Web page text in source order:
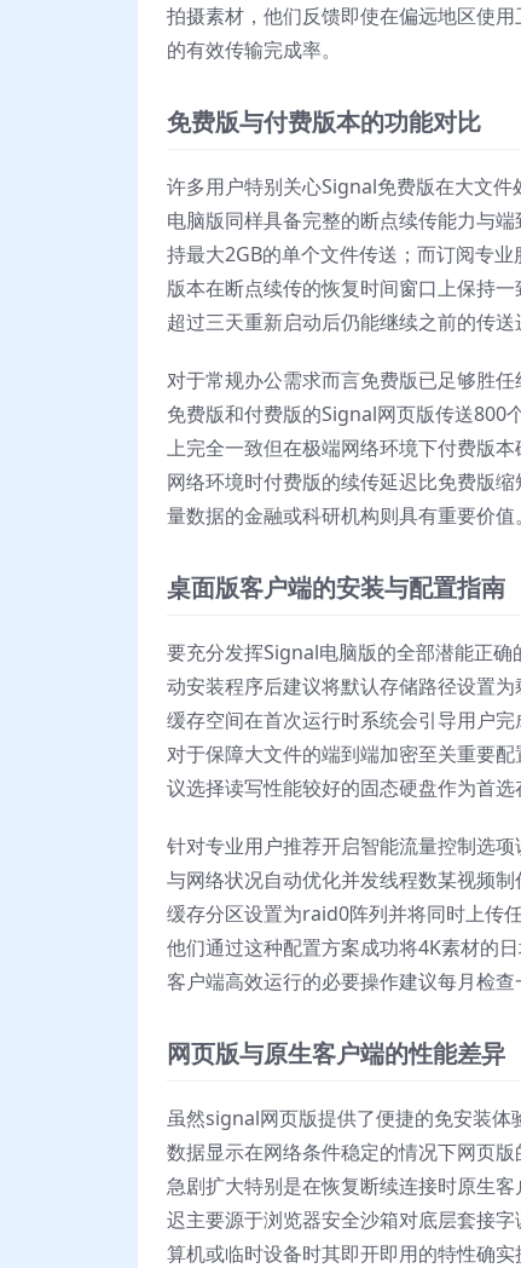
拍摄素材，他们反馈即使在偏远地区使
的有效传输完成率。
免费版与付费版本的功能对比
许多用户特别关心Signal免费版在大文
电脑版同样具备完整的断点续传能力与
持最大2GB的单个文件传送；而订阅专
版本在断点续传的恢复时间窗口上保持
超过三天重新启动后仍能继续之前的传送
对于常规办公需求而言免费版已足够胜
免费版和付费版的Signal网页版传送800
上完全一致但在极端网络环境下付费版
网络环境时付费版的续传延迟比免费版
量数据的金融或科研机构则具有重要价值。
桌面版客户端的安装与配置指南
要充分发挥Signal电脑版的全部潜能正
动安装程序后建议将默认存储路径设置
缓存空间在首次运行时系统会引导用户
对于保障大文件的端到端加密至关重要
议选择读写性能较好的固态硬盘作为首选
针对专业用户推荐开启智能流量控制选
与网络状况自动优化并发线程数某视频
缓存分区设置为raid0阵列并将同时上传
他们通过这种配置方案成功将4K素材的
客户端高效运行的必要操作建议每月检
网页版与原生客户端的性能差异
虽然signal网页版提供了便捷的免安装
数据显示在网络条件稳定的情况下网页
急剧扩大特别是在恢复断续连接时原生
迟主要源于浏览器安全沙箱对底层套接
算机或临时设备时其即开即用的特性确实